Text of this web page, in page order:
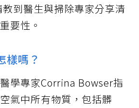
教到醫生與掃除專家分享清
要性。
樣嗎？
學專家Corrina Bowser指
氣中所有物質，包括髒